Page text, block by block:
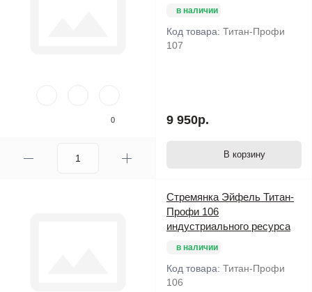
0
в наличии
Код товара: Титан-Профи
107
9 950р.
В корзину
Стремянка Эйфель Титан-
Профи 106
индустриального ресурса
в наличии
Код товара: Титан-Профи
106